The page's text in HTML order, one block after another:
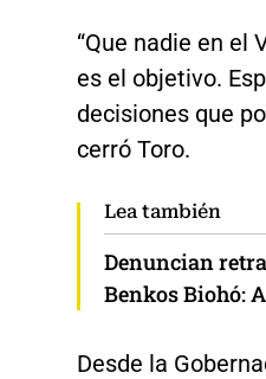
“Que nadie en el
es el objetivo.
decisiones que
cerró Toro.
Lea también
Denuncian
Benkos Biohó:
Desde la